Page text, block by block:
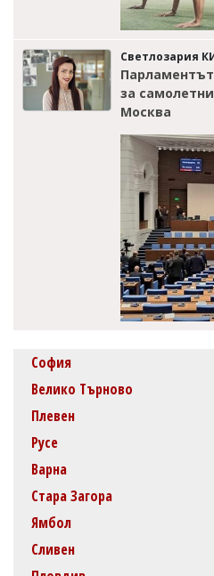
Светлозария
за
Москва
София
Велико Търново
Плевен
Русе
Варна
Стара Загора
Ямбол
Сливен